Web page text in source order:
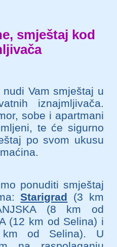
smještaj kod
Vam smještaj u
iznajmljivača.
sobe i apartmani
te će sigurno
po svom ukusu
ponuditi smještaj
Starigrad (3 km
(8 km od
(12 km od Selina) i
km od Selina). U